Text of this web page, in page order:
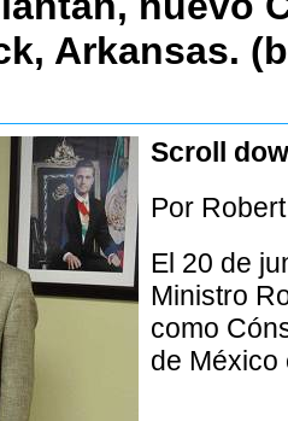
Arkansas.
Scroll
Por
El 20 de
Ministro
como
de México